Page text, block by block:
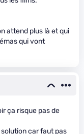
attend plus là et qui
qui vont
ça risque pas de
solution car faut pas